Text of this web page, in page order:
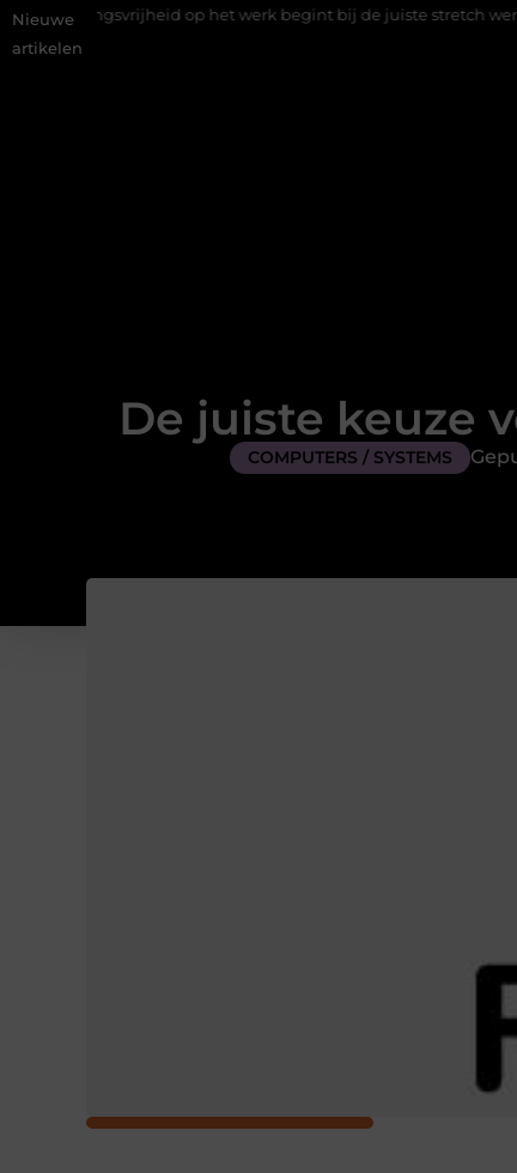
Nieuwe
artikelen
op het werk begint bij de juiste stretch werkbroek
De juiste keuze
COMPUTERS / SYSTEMS